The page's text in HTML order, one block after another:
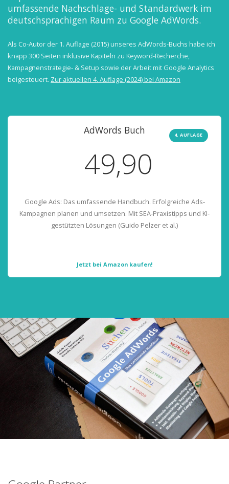
umfassende Nachschlage- und Standardwerk im
deutschsprachigen Raum zu Google AdWords.
Als Co-Autor der 1. Auflage (2015) unseres AdWords-Buchs habe ich
knapp 300 Seiten inklusive Kapiteln zu Keyword-Recherche,
Kampagnenstrategie- & Setup sowie der Arbeit mit Google Analytics
beigesteuert. Zur aktuellen 4. Auflage (2024) bei Amazon
AdWords Buch
49,90
Google Ads: Das umfassende Handbuch. Erfolgreiche Ads-
Kampagnen planen und umsetzen. Mit SEA-Praxistipps und KI-
gestützten Lösungen (Guido Pelzer et al.)
4. AUFLAGE
Jetzt bei Amazon kaufen!